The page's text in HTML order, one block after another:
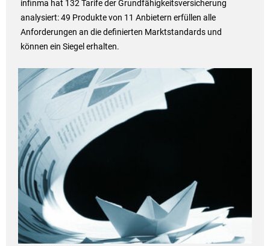
infinma hat 132 Tarife der Grundfähigkeitsversicherung
analysiert: 49 Produkte von 11 Anbietern erfüllen alle
Anforderungen an die definierten Marktstandards und
können ein Siegel erhalten.